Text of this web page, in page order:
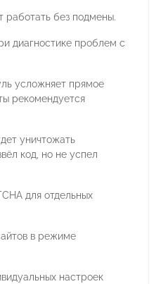
работать без подмены.
диагностике проблем с
усложняет прямое
рекомендуется
уничтожать
код, но не успел
для отдельных
в режиме
настроек